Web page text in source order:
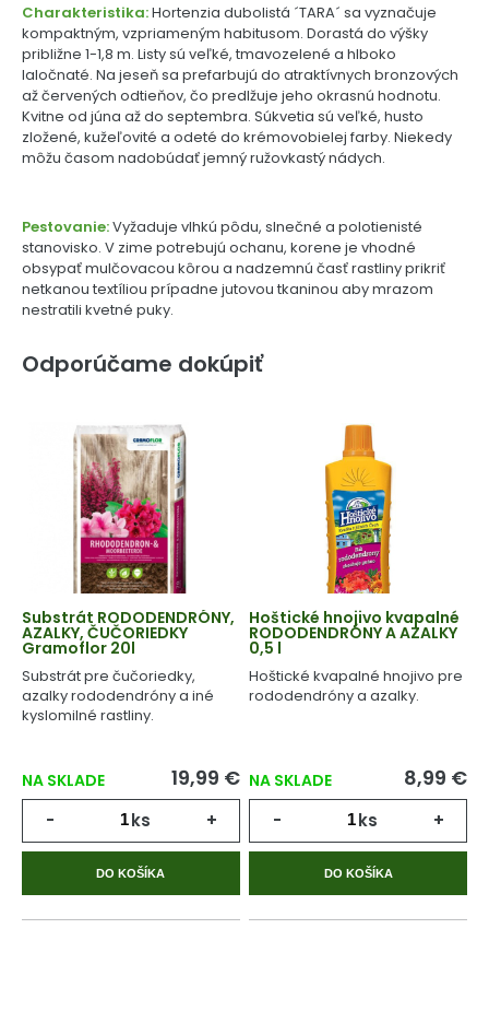
Charakteristika:Hortenzia dubolistá ´TARA´ sa vyznačuje
kompaktným, vzpriameným habitusom. Dorastá do výšky
približne 1-1,8 m. Listy sú veľké, tmavozelené a hlboko
laločnaté. Na jeseň sa prefarbujú do atraktívnych bronzových
až červených odtieňov, čo predlžuje jeho okrasnú hodnotu.
Kvitne od júna až do septembra. Súkvetia sú veľké, husto
zložené, kužeľovité a odeté do krémovobielej farby. Niekedy
môžu časom nadobúdať jemný ružovkastý nádych.
Pestovanie:Vyžaduje vlhkú pôdu, slnečné a polotienisté
stanovisko. V zime potrebujú ochanu, korene je vhodné
obsypať mulčovacou kôrou a nadzemnú časť rastliny prikriť
netkanou textíliou prípadne jutovou tkaninou aby mrazom
nestratili kvetné puky.
Odporúčame dokúpiť
Substrát RODODENDRÓNY,
AZALKY, ČUČORIEDKY
Gramoflor 20l
Substrát pre čučoriedky,
azalky rododendróny a iné
kyslomilné rastliny.
NA SKLADE 19,99 €
- ks +
DO KOŠÍKA
Hoštické hnojivo kvapalné
RODODENDRÓNY A AZALKY
0,5 l
Hoštické kvapalné hnojivo pre
rododendróny a azalky.
NA SKLADE 8,99 €
- ks +
DO KOŠÍKA